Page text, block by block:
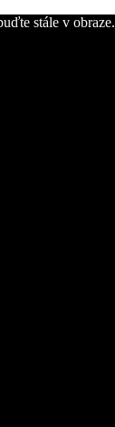
stále v obraze.